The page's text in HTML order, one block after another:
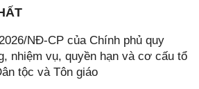
NĐ-CP của Chính phủ quy
nhiệm vụ, quyền hạn và cơ cấu tổ
tộc và Tôn giáo